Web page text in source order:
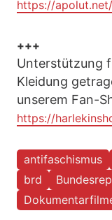
https://
+++
Unterstützung
Kleidung
unserem Fan-
https://
antifaschismus
brd